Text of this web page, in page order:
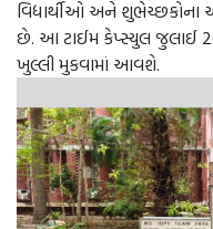
વિદ્યાર્થીઓ અને શુભેચ્છકોના
છે. આ ટાઈમ કેપ્સ્યુલ જુલાઈ
ખુલ્લી મુકવામાં આવશે.